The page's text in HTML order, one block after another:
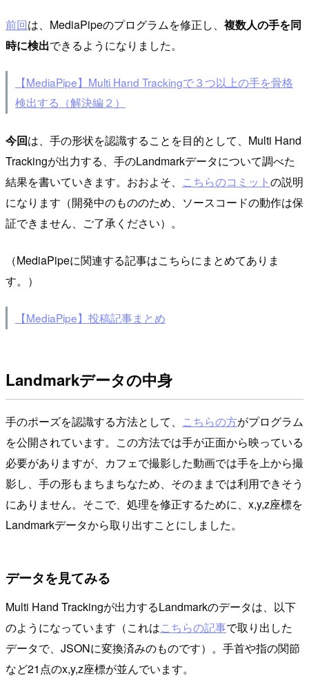
前回は、MediaPipeのプログラムを修正し、 複数人の手を同
時に検出できるようになりました。
【MediaPipe】Multi Hand Trackingで３つ以上の手を骨格
検出する（解決編２）
今回は、手の形状を認識することを目的として、Multi Hand
Trackingが出力する、手のLandmarkデータについて調べた
結果を書いていきます。おおよそ、 こちらのコミットの説明
になります（開発中のもののため、ソースコードの動作は保
証できません、ご了承ください）。
（MediaPipeに関連する記事はこちらにまとめてありま
す。）
【MediaPipe】投稿記事まとめ
Landmarkデータの中身
手のポーズを認識する方法として、 こちらの方がプログラム
を公開されています。この方法では手が正面から映っている
必要がありますが、カフェで撮影した動画では手を上から撮
影し、手の形もまちまちなため、そのままでは利用できそう
にありません。そこで、処理を修正するために、x,y,z座標を
Landmarkデータから取り出すことにしました。
データを見てみる
Multi Hand Trackingが出力するLandmarkのデータは、以下
のようになっています（これはこちらの記事で取り出した
データで、JSONに変換済みのものです）。手首や指の関節
など21点のx,y,z座標が並んでいます。